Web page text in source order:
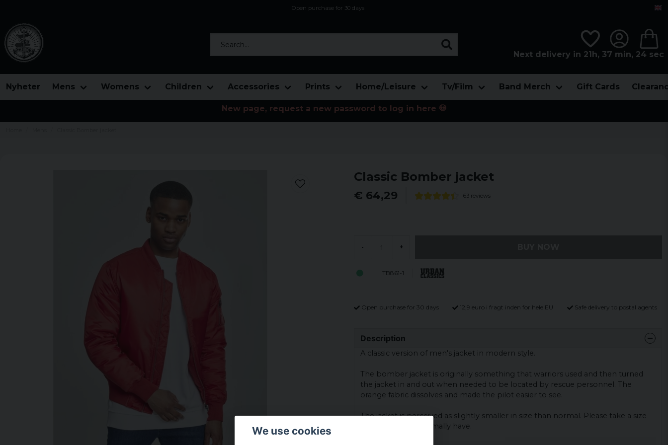
Open purchase for 30 days
Next delivery in 21h, 37 min, 22 sec
Nyheter Mens Womens Children Accessories Prints Home/Leisure Tv/Film Band Merch Gift Cards
New page, request a new password to log in here 💀
Classic Bomber jacket
€ 64,29 63 reviews
- +
TB861-1
Open purchase for 30 days 12,9 euro i fragt inden for hele EU Safe delivery to postal agents
Description
A classic version of men's jacket in modern style.
The bomber jacket is originally something that warriors used and then turned
the jacket in and out when needed to be located by rescue personnel. The
orange fabric dissolves and made the pilot easier to see.
The jacket is perceived as slightly smaller in size than normal. Please take a size
larger than you normally have.
We use cookies